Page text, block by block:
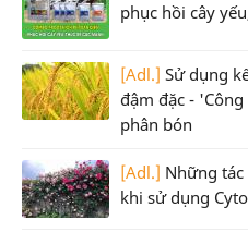
phục hồi cây
[Adl.] Sử dụng
đậm đặc -
phân bón
[Adl.] Những
khi sử dụng